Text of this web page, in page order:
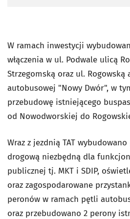
W ramach inwestycji
włączenia w ul. Podwale ulicą
Strzegomską oraz ul. Rogowską
autobusowej "Nowy Dwór", w
przebudowę istniejącego
od Nowodworskiej do
Wraz z jezdnią TAT
drogową niezbędną dla
publicznej tj. MKT i SDIP,
oraz zagospodarowane
peronów w ramach pętli
oraz przebudowano 2 perony